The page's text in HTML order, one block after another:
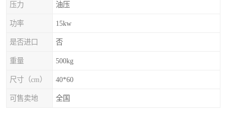
压力 油压
功率 15kw
是否进口 否
重量 500kg
尺寸（cm） 40*60
可售卖地 全国